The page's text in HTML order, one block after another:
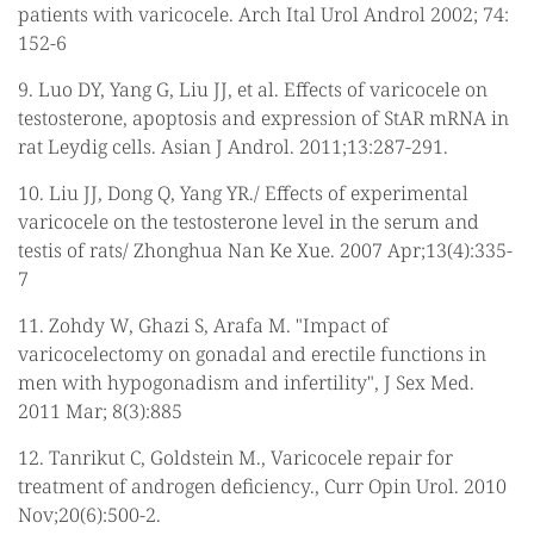
patients with varicocele. Arch Ital Urol Androl 2002; 74:
152-6
9. Luo DY, Yang G, Liu JJ, et al. Effects of varicocele on
testosterone, apoptosis and expression of StAR mRNA in
rat Leydig cells. Asian J Androl. 2011;13:287-291.
10. Liu JJ, Dong Q, Yang YR./ Effects of experimental
varicocele on the testosterone level in the serum and
testis of rats/ Zhonghua Nan Ke Xue. 2007 Apr;13(4):335-
7
11. Zohdy W, Ghazi S, Arafa M. "Impact of
varicocelectomy on gonadal and erectile functions in
men with hypogonadism and infertility", J Sex Med.
2011 Mar; 8(3):885
12. Tanrikut C, Goldstein M., Varicocele repair for
treatment of androgen deficiency., Curr Opin Urol. 2010
Nov;20(6):500-2.